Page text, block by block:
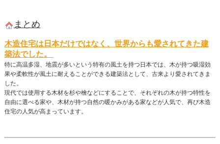
まとめ
木造住宅は日本だけではなく、世界からも愛されてきた建
築法でした。
特に高温多湿、地震が多いという特有の風土を持つ日本では、木が持つ吸湿効
果や柔軟性が風土に耐えることができる建築法として、古来より愛されてきま
した。
現代では使用する木材を杉や檜などにすることで、それぞれの木が持つ特性を
自由に選べる家や、木材が持つ自然の暖かみがある家などが人気で、再び木造
住宅の人気が高まっています。